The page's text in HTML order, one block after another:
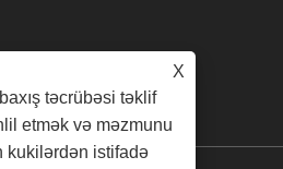
X
təcrübəsi təklif
etmək və məzmunu
kukilərdən istifadə